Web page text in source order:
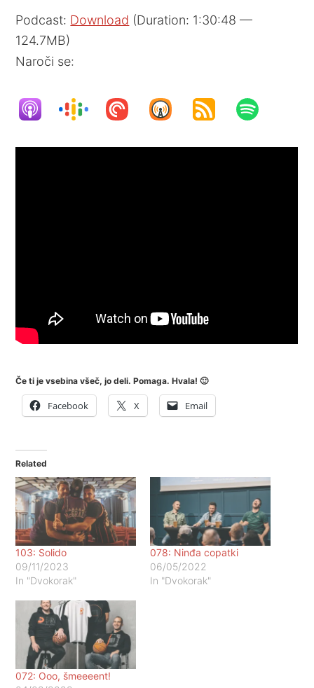
Podcast: Download (Duration: 1:30:48 —
124.7MB)
Naroči se:
Če ti je vsebina všeč, jo deli. Pomaga. Hvala! 🙂
Facebook X Email
Related
103: Solido
09/11/2023
In "Dvokorak"
078: Ninđa copatki
06/05/2022
In "Dvokorak"
072: Ooo, šmeeeent!